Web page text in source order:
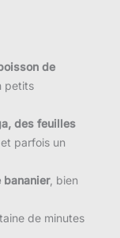
de
petits
des feuilles
, et parfois un
bananier, bien
de minutes